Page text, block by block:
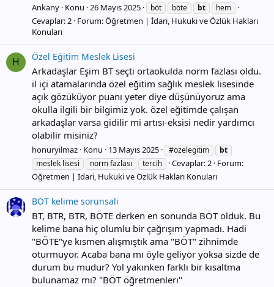
Ankany Konu 26 Mayıs 2025 böt böte bt hem
Cevaplar: 2 Forum:Öğretmen | İdari, Hukuki ve Özlük Hakları
Konuları
H Özel Eğitim Meslek Lisesi
Arkadaşlar Eşim BT seçti ortaokulda norm fazlası oldu.
il içi atamalarında özel eğitim sağlık meslek lisesinde
açık gözüküyor puanı yeter diye düşünüyoruz ama
okulla ilgili bir bilgimiz yok. özel eğitimde çalışan
arkadaşlar varsa gidilir mi artısı-eksisi nedir yardımcı
olabilir misiniz?
honuryilmaz Konu 13 Mayıs 2025 #ozelegitim
bt
meslek lisesi
norm fazlası tercih Cevaplar: 2 Forum:
Öğretmen | İdari, Hukuki ve Özlük Hakları Konuları
BÖT kelime sorunsalı
BT, BTR, BTR, BÖTE derken en sonunda BÖT olduk. Bu
kelime bana hiç olumlu bir çağrışım yapmadı. Hadi
"BÖTE"ye kısmen alışmıştık ama "BÖT" zihnimde
oturmuyor. Acaba bana mı öyle geliyor yoksa sizde de
durum bu mudur? Yol yakınken farklı bir kısaltma
bulunamaz mı? "BÖT öğretmenleri"